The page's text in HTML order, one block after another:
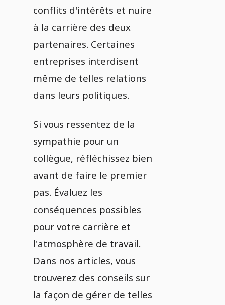
conflits d'intérêts et nuire
à la carrière des deux
partenaires. Certaines
entreprises interdisent
même de telles relations
dans leurs politiques.
Si vous ressentez de la
sympathie pour un
collègue, réfléchissez bien
avant de faire le premier
pas. Évaluez les
conséquences possibles
pour votre carrière et
l'atmosphère de travail.
Dans nos articles, vous
trouverez des conseils sur
la façon de gérer de telles